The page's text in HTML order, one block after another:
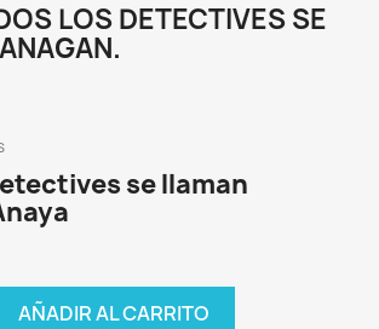
LOS DETECTIVES SE
se llaman
AÑADIR AL CARRITO